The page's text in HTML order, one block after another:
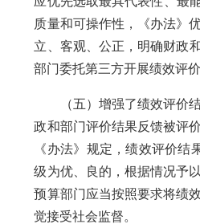
质量和可操作性，《办法》
立、客观、公正，明确财政
部门委托第三方开展绩效评
（五）增强了绩效评价结
政和部门评价结果反馈被评
《办法》规定，绩效评价
级为优、良的，根据情况予
预算部门应当按照要求将绩
觉接受社会监督。